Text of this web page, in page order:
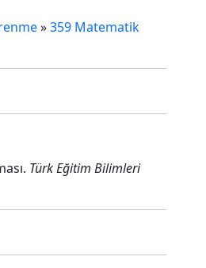
»359 Matematik
Türk Eğitim Bilimleri